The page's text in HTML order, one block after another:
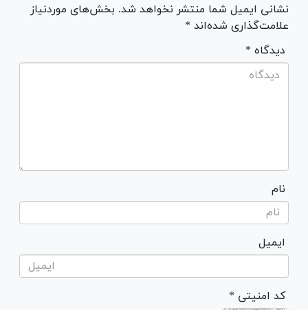
نشانی ایمیل شما منتشر نخواهد شد. بخش‌های موردنیاز
علامت‌گذاری شده‌اند *
* دیدگاه
نام
ایمیل
* کد امنیتی